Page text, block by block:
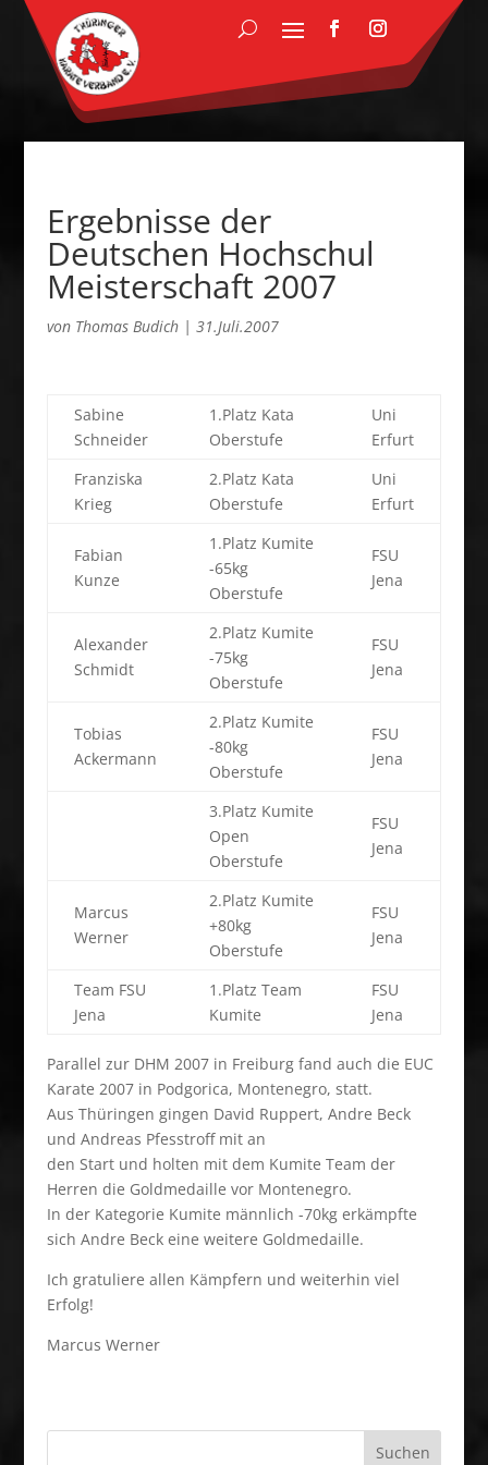
Ergebnisse der
Deutschen Hochschul
Meisterschaft 2007
von Thomas Budich| 31.Juli.2007
Sabine
Schneider
1.Platz Kata
Oberstufe
Uni
Erfurt
Franziska
Krieg
2.Platz Kata
Oberstufe
Uni
Erfurt
Fabian
Kunze
1.Platz Kumite
-65kg
Oberstufe
FSU
Jena
Alexander
Schmidt
2.Platz Kumite
-75kg
Oberstufe
FSU
Jena
Tobias
Ackermann
2.Platz Kumite
-80kg
Oberstufe
FSU
Jena
3.Platz Kumite
Open
Oberstufe
FSU
Jena
Marcus
Werner
2.Platz Kumite
+80kg
Oberstufe
FSU
Jena
Team FSU
Jena
1.Platz Team
Kumite
FSU
Jena
Parallel zur DHM 2007 in Freiburg fand auch die EUC
Karate 2007 in Podgorica, Montenegro, statt.
Aus Thüringen gingen David Ruppert, Andre Beck
und Andreas Pfesstroff mit an
den Start und holten mit dem Kumite Team der
Herren die Goldmedaille vor Montenegro.
In der Kategorie Kumite männlich -70kg erkämpfte
sich Andre Beck eine weitere Goldmedaille.
Ich gratuliere allen Kämpfern und weiterhin viel
Erfolg!
Marcus Werner
Suchen